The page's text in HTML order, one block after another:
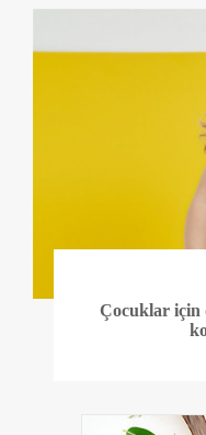
Çocuklar için